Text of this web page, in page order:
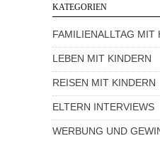
KATEGORIEN
FAMILIENALLTAG MIT
LEBEN MIT KINDERN
REISEN MIT KINDERN
ELTERN INTERVIEWS
WERBUNG UND